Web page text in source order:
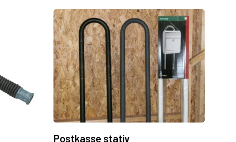
Postkasse stativ